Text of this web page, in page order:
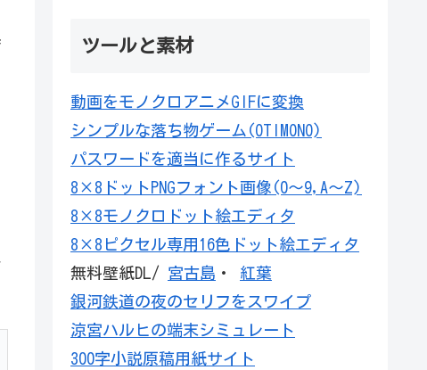
ツールと素材
動画をモノクロアニメGIFに変換
シンプルな落ち物ゲーム(OTIMONO)
パスワードを適当に作るサイト
8×8ドットPNGフォント画像(0～9,A～Z)
8×8モノクロドット絵エディタ
8×8ピクセル専用16色ドット絵エディタ
無料壁紙DL/ 宮古島 ・ 紅葉
銀河鉄道の夜のセリフをスワイプ
涼宮ハルヒの端末シミュレート
300字小説原稿用紙サイト